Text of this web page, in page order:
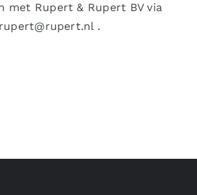
met Rupert & Rupert BV via
rupert@rupert.nl.